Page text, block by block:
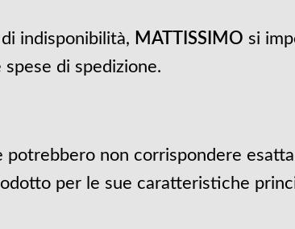
indisponibilità, MATTISSIMO si
di spedizione.
potrebbero non corrispondere
per le sue caratteristiche